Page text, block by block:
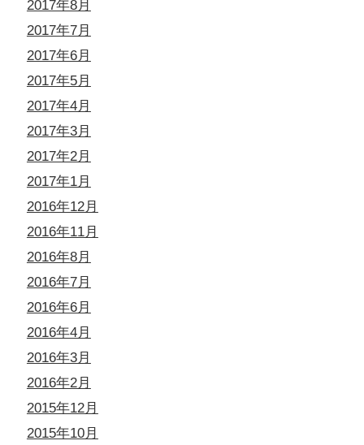
2017年8月
2017年7月
2017年6月
2017年5月
2017年4月
2017年3月
2017年2月
2017年1月
2016年12月
2016年11月
2016年8月
2016年7月
2016年6月
2016年4月
2016年3月
2016年2月
2015年12月
2015年10月